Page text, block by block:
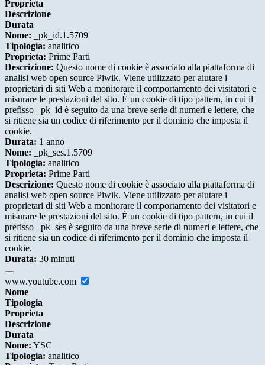
Proprieta
Descrizione
Durata
Nome: _pk_id.1.5709
Tipologia: analitico
Proprieta: Prime Parti
Descrizione: Questo nome di cookie è associato alla piattaforma di
analisi web open source Piwik. Viene utilizzato per aiutare i
proprietari di siti Web a monitorare il comportamento dei visitatori e
misurare le prestazioni del sito. È un cookie di tipo pattern, in cui il
prefisso _pk_id è seguito da una breve serie di numeri e lettere, che
si ritiene sia un codice di riferimento per il dominio che imposta il
cookie.
Durata: 1 anno
Nome: _pk_ses.1.5709
Tipologia: analitico
Proprieta: Prime Parti
Descrizione: Questo nome di cookie è associato alla piattaforma di
analisi web open source Piwik. Viene utilizzato per aiutare i
proprietari di siti Web a monitorare il comportamento dei visitatori e
misurare le prestazioni del sito. È un cookie di tipo pattern, in cui il
prefisso _pk_ses è seguito da una breve serie di numeri e lettere, che
si ritiene sia un codice di riferimento per il dominio che imposta il
cookie.
Durata: 30 minuti
www.youtube.com
Nome
Tipologia
Proprieta
Descrizione
Durata
Nome: YSC
Tipologia: analitico